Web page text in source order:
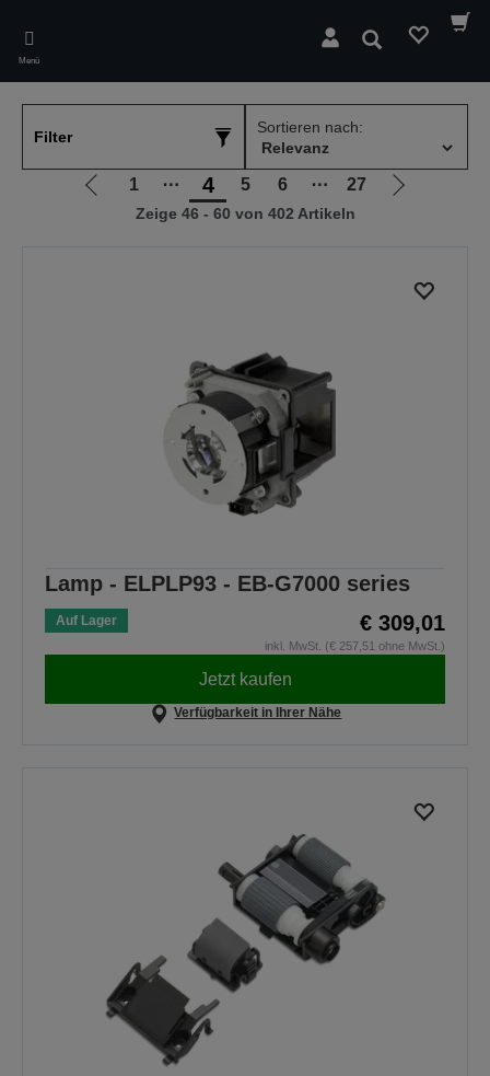
main
content
Menü
Suchen
Filter
Sortieren nach:
Zur
vorherigen
1 ⋯ 4 5 6 ⋯ 27
Zur
Zeige 46 - 60 von 402 Artikeln
Lamp - ELPLP93 - EB-G7000 series
Auf Lager € 309,01
inkl. MwSt. (€ 257,51 ohne MwSt.)
Jetzt kaufen
Verfügbarkeit in Ihrer Nähe